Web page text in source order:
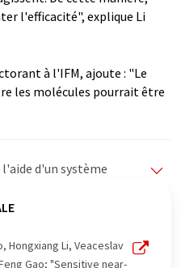
l'efficacité", explique Li
à l'IFM, ajoute : "Le
les molécules pourrait être
d'un système
pour présenter
il est possible
de syntaxe ou
Hongxiang Li, Veaceslav
Gao; "Sensitive near-